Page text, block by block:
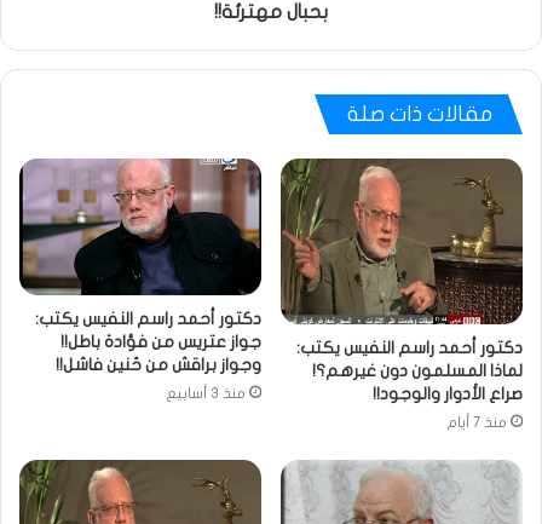
بحبال مهترئة!!
مقالات ذات صلة
دكتور أحمد راسم النفيس يكتب:
لماذا المسلمون دون غيرهم؟!
صراع الأدوار والوجود!!
منذ 7 أيام
دكتور أحمد راسم النفيس يكتب:
جواز عتريس من فؤادة باطل!!
وجواز براقش من حُنين فاشل!!
منذ 3 أسابيع